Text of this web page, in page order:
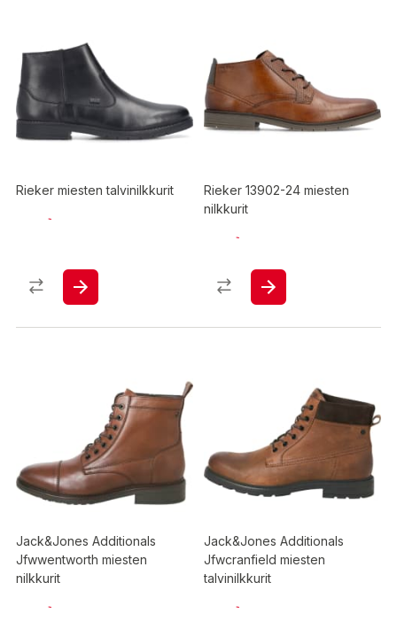
Rieker miesten talvinilkkurit
Rieker 13902-24 miesten
nilkkurit
Jack&Jones Additionals
Jfwwentworth miesten
nilkkurit
Jack&Jones Additionals
Jfwcranfield miesten
talvinilkkurit